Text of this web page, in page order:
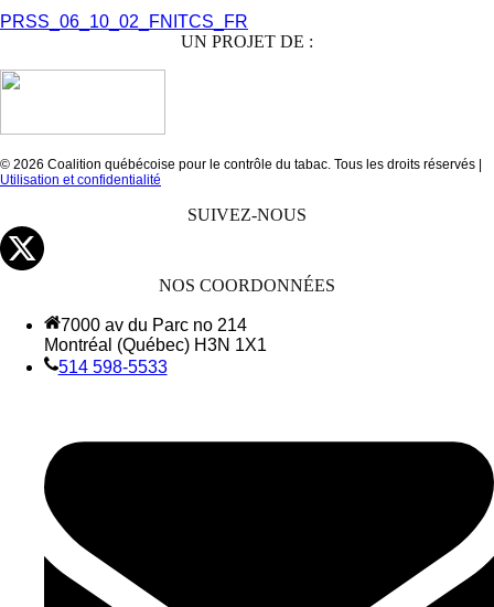
PRSS_06_10_02_FNITCS_FR
UN PROJET DE :
© 2026 Coalition québécoise pour le contrôle du tabac. Tous les droits réservés |
Utilisation et confidentialité
SUIVEZ-NOUS
NOS COORDONNÉES
7000 av du Parc no 214
Montréal (Québec) H3N 1X1
514 598-5533